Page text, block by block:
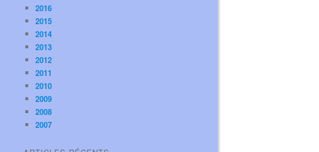
2016
2015
2014
2013
2012
2011
2010
2009
2008
2007